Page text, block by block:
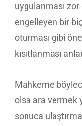
uygulanması
engelleyen bir
oturması gibi
kısıtlanması
Mahkeme
olsa ara vermek
sonuca